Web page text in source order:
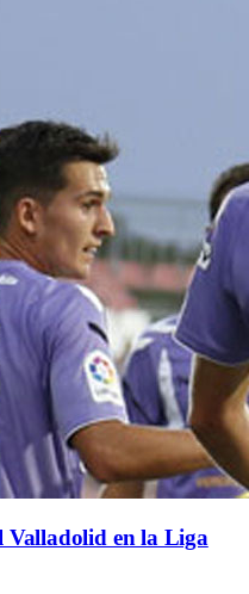
Valladolid en la Liga